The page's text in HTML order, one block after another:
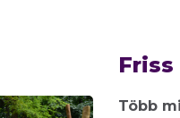
Friss
Több